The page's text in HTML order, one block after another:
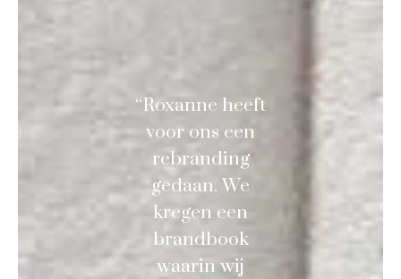
“Roxanne heeft
voor ons een
rebranding
gedaan. We
kregen een
brandbook
waarin wij